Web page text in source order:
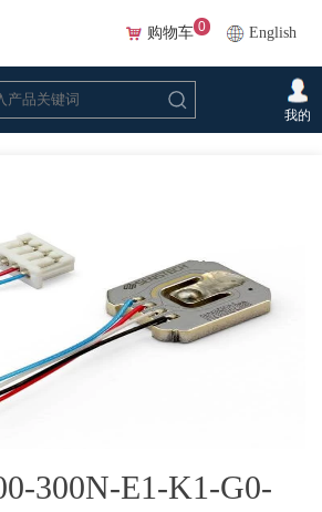
English
购物车 0
我的
感器> 力传感器元件 >KZ-011-0400-300N-E1-K1-
300N-E1-K1-G0-